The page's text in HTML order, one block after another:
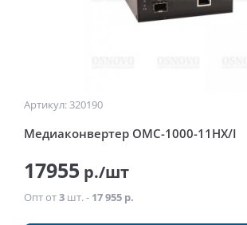
Артикул: 320190
Медиаконвертер OMC-1000-11HX/I
17955 р./шт
Опт от3 шт. - 17 955 р.